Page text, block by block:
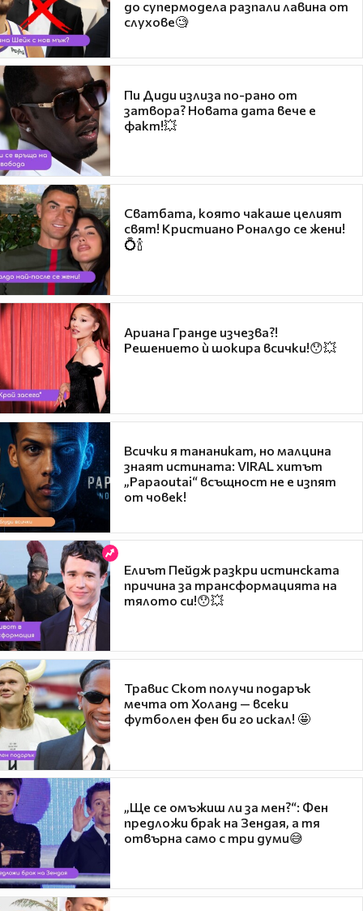
до супермодела разпали лавина от
слухове🧐
Пи Диди излиза по-рано от
затвора? Новата дата вече е
факт!💥
Сватбата, която чакаше целият
свят! Кристиано Роналдо се жени!
💍🍾
Ариана Гранде изчезва?!
Решението ѝ шокира всички!😯💥
Всички я тананикат, но малцина
знаят истината: VIRAL хитът
„Papaoutai“ всъщност не е изпят
от човек!
Елиът Пейдж разкри истинската
причина за трансформацията на
тялото си!😯💥
Травис Скот получи подарък
мечта от Холанд — всеки
футболен фен би го искал! 🤩
„Ще се омъжиш ли за мен?“: Фен
предложи брак на Зендая, а тя
отвърна само с три думи😅